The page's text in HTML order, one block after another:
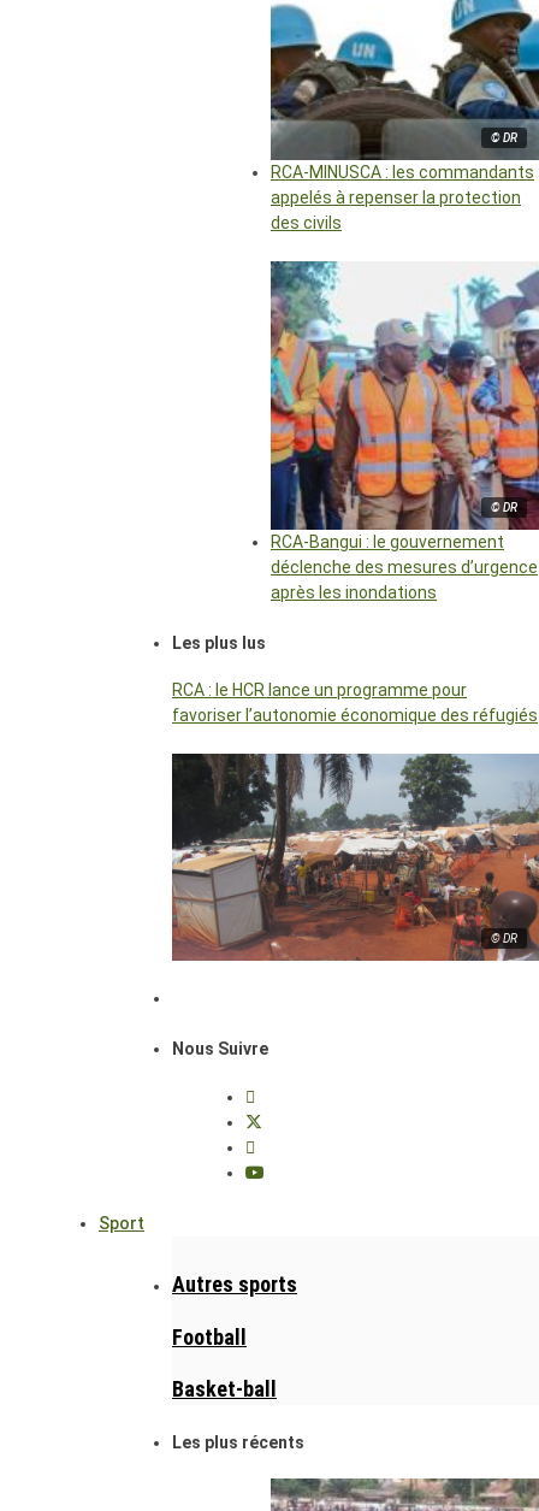
© DR
RCA-MINUSCA : les commandants
appelés à repenser la protection
des civils
© DR
RCA-Bangui : le gouvernement
déclenche des mesures d’urgence
après les inondations
Les plus lus
RCA : le HCR lance un programme pour
favoriser l’autonomie économique des réfugiés
© DR
Nous Suivre
Sport
Autres sports
Football
Basket-ball
Les plus récents